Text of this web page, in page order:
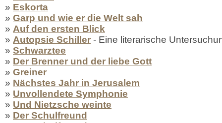
» Eskorta
» Garp und wie er die Welt sah
» Auf den ersten Blick
» Autopsie Schiller - Eine literarische
» Schwarztee
» Der Brenner und der liebe Gott
» Greiner
» Nächstes Jahr in Jerusalem
» Unvollendete Symphonie
» Und Nietzsche weinte
» Der Schulfreund